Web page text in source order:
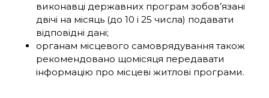
виконавці державних програм зобов’язані
двічі на місяць (до 10 і 25 числа) подавати
відповідні дані;
органам місцевого самоврядування також
рекомендовано щомісяця передавати
інформацію про місцеві житлові програми.